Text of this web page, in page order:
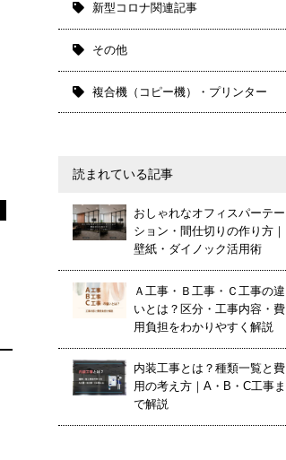
新型コロナ関連記事
その他
複合機（コピー機）・プリンター
読まれている記事
おしゃれなオフィスパーテー
ション・間仕切りの作り方｜
壁紙・ダイノック活用術
Ａ工事・Ｂ工事・Ｃ工事の違
いとは？区分・工事内容・費
用負担をわかりやすく解説
内装工事とは？種類一覧と費
用の考え方｜A・B・C工事ま
で解説